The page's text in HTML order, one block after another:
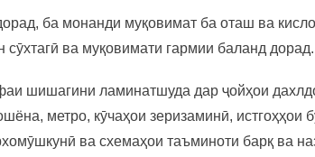
ба монанди муқовимат ба оташ ва
сӯхтагӣ ва муқовимати гармии баланд дорад.
шишагини ламинатшуда дар ҷойҳои
метро, ​​кӯчаҳои зеризаминӣ, истгоҳҳои
ва схемаҳои таъминоти барқ ​​ва